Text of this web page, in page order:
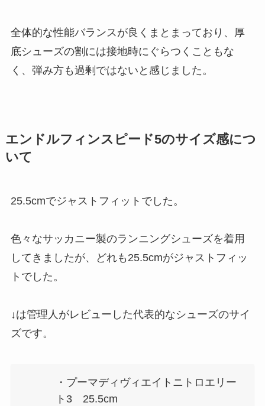
全体的な性能バランスが良くまとまっており、厚
底シューズの割には接地時にぐらつくこともな
く、弾み方も過剰ではないと感じました。
エンドルフィンスピード5のサイズ感につ
いて
25.5cmでジャストフィットでした。
色々なサッカニー製のランニングシューズを着用
してきましたが、どれも25.5cmがジャストフィッ
トでした。
↓は管理人がレビューした代表的なシューズのサイ
ズです。
・プーマディヴィエイトニトロエリー
ト3 25.5cm